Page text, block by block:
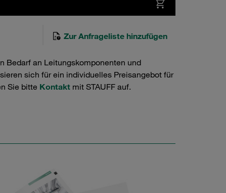
Zur Anfrageliste hinzufügen
Bedarf an Leitungskomponenten und
sich für ein individuelles Preisangebot für
Sie bitte Kontakt mit STAUFF auf.